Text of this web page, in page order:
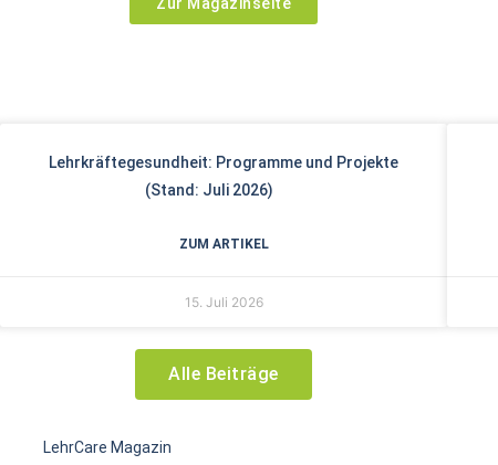
Zur Magazinseite
Lehrkräftegesundheit: Programme und Projekte
(Stand: Juli 2026)
ZUM ARTIKEL
15. Juli 2026
Alle Beiträge
LehrCare Magazin